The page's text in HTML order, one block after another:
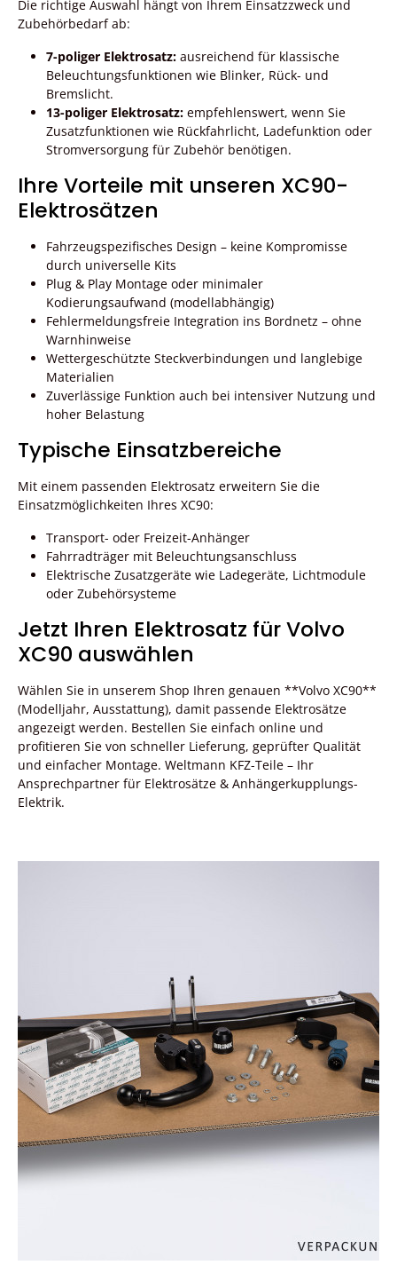
Die richtige Auswahl hängt von Ihrem Einsatzzweck und
Zubehörbedarf ab:
7-poliger Elektrosatz: ausreichend für klassische
Beleuchtungsfunktionen wie Blinker, Rück- und
Bremslicht.
13-poliger Elektrosatz: empfehlenswert, wenn Sie
Zusatzfunktionen wie Rückfahrlicht, Ladefunktion oder
Stromversorgung für Zubehör benötigen.
Ihre Vorteile mit unseren XC90-
Elektrosätzen
Fahrzeugspezifisches Design – keine Kompromisse
durch universelle Kits
Plug & Play Montage oder minimaler
Kodierungsaufwand (modellabhängig)
Fehlermeldungsfreie Integration ins Bordnetz – ohne
Warnhinweise
Wettergeschützte Steckverbindungen und langlebige
Materialien
Zuverlässige Funktion auch bei intensiver Nutzung und
hoher Belastung
Typische Einsatzbereiche
Mit einem passenden Elektrosatz erweitern Sie die
Einsatzmöglichkeiten Ihres XC90:
Transport- oder Freizeit-Anhänger
Fahrradträger mit Beleuchtungsanschluss
Elektrische Zusatzgeräte wie Ladegeräte, Lichtmodule
oder Zubehörsysteme
Jetzt Ihren Elektrosatz für Volvo
XC90 auswählen
Wählen Sie in unserem Shop Ihren genauen **Volvo XC90**
(Modelljahr, Ausstattung), damit passende Elektrosätze
angezeigt werden. Bestellen Sie einfach online und
profitieren Sie von schneller Lieferung, geprüfter Qualität
und einfacher Montage. Weltmann KFZ-Teile – Ihr
Ansprechpartner für Elektrosätze & Anhängerkupplungs-
Elektrik.